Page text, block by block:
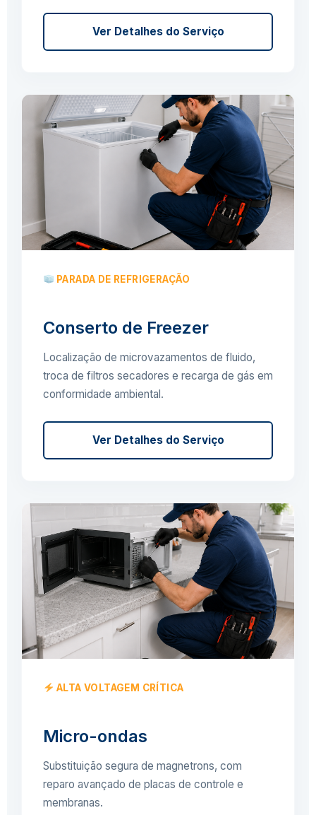
Ver Detalhes do Serviço
PARADA DE REFRIGERAÇÃO
Conserto de Freezer
Localização de microvazamentos de fluido,
troca de filtros secadores e recarga de gás em
conformidade ambiental.
Ver Detalhes do Serviço
ALTA VOLTAGEM CRÍTICA
Micro-ondas
Substituição segura de magnetrons, com
reparo avançado de placas de controle e
membranas.